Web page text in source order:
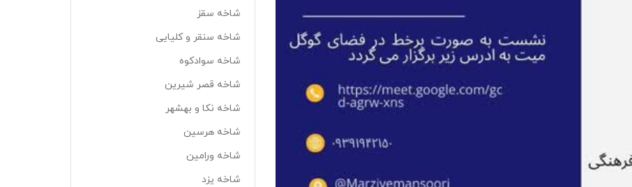
شاخه سقز
شاخه سنقر و کلیایی
شاخه سوادکوه
شاخه قصر شیرین
شاخه نکا و بهشهر
شاخه هرسین
شاخه ورامین
شاخه یزد